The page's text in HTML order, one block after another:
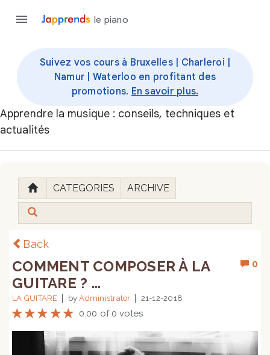
le piano
Suivez vos cours à Bruxelles | Charleroi |
Namur | Waterloo en profitant des
promotions. En savoir plus.
Apprendre la musique : conseils, techniques et
actualités
CATEGORIES ARCHIVE
Back
0
COMMENT COMPOSER À LA
GUITARE ? ...
LA GUITARE byAdministrator 21-12-2018
0.00 of 0 votes